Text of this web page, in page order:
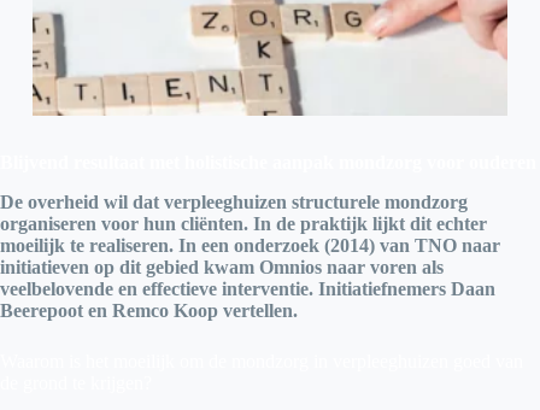
De overheid wil dat verpleeghuizen structurele mondzorg
organiseren voor hun cliënten. In de praktijk lijkt dit echter
moeilijk te realiseren. In een onderzoek (2014) van TNO naar
initiatieven op dit gebied kwam Omnios naar voren als
veelbelovende en effectieve interventie. Initiatiefnemers Daan
Beerepoot en Remco Koop vertellen.